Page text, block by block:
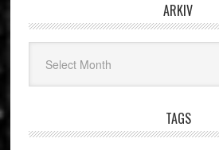
ARKIV
TAGS